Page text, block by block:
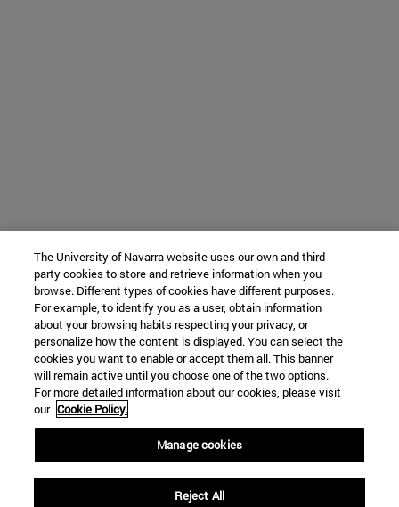
The University of Navarra website uses our own and third-
party cookies to store and retrieve information when you
browse. Different types of cookies have different purposes.
For example, to identify you as a user, obtain information
about your browsing habits respecting your privacy, or
personalize how the content is displayed. You can select the
cookies you want to enable or accept them all. This banner
will remain active until you choose one of the two options.
For more detailed information about our cookies, please visit
our Cookie Policy.
Manage cookies
Reject All